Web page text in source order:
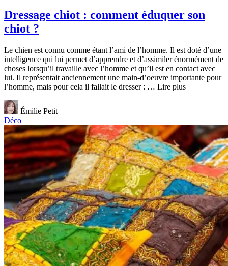
Dressage chiot : comment éduquer son
chiot ?
Le chien est connu comme étant l’ami de l’homme. Il est doté d’une
intelligence qui lui permet d’apprendre et d’assimiler énormément de
choses lorsqu’il travaille avec l’homme et qu’il est en contact avec
lui. Il représentait anciennement une main-d’oeuvre importante pour
l’homme, mais pour cela il fallait le dresser : … Lire plus
Émilie Petit
Déco